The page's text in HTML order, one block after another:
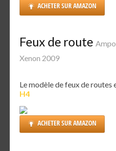
ACHETER SUR AMAZON
Feux de route
Xenon 2009
Le modèle de feux de routes
H4
ACHETER SUR AMAZON